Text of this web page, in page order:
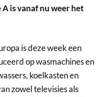
is vanaf nu weer het
is deze week een
op wasmachines en
koelkasten en
zowel televisies als